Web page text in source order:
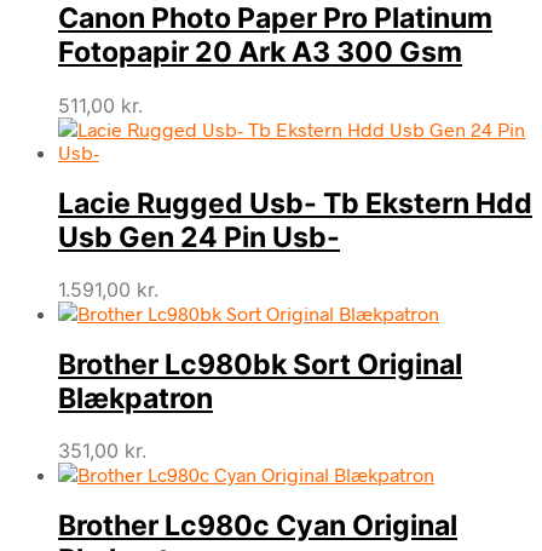
Canon Photo Paper Pro Platinum
Fotopapir 20 Ark A3 300 Gsm
511,00 kr.
Lacie Rugged Usb- Tb Ekstern Hdd
Usb Gen 24 Pin Usb-
1.591,00 kr.
Brother Lc980bk Sort Original
Blækpatron
351,00 kr.
Brother Lc980c Cyan Original